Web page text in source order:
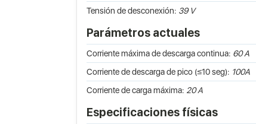
Tensión de desconexión: 39 V
Parámetros actuales
Corriente máxima de descarga continua: 60 A
Corriente de descarga de pico (≤10 seg): 100A
Corriente de carga máxima: 20 A
Especificaciones físicas